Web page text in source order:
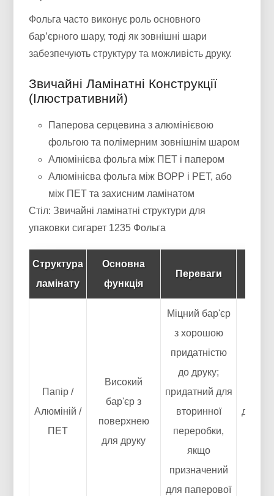
Фольга часто виконує роль основного
бар’єрного шару, тоді як зовнішні шари
забезпечують структуру та можливість друку.
Звичайні Ламінатні Конструкції
(Ілюстративний)
Паперова серцевина з алюмінієвою
фольгою та полімерним зовнішнім шаром
Алюмінієва фольга між ПЕТ і папером
Алюмінієва фольга між BOPP і PET, або
між ПЕТ та захисним ламінатом
Стіл: Звичайні ламінатні структури для
упаковки сигарет 1235 Фольга
Структура
ламінату
Основна
функція
Переваги
Папір /
Алюміній /
ПЕТ
Високий
бар'єр з
поверхнею
для друку
Міцний бар'єр
з хорошою
придатністю
до друку;
придатний для
вторинної
переробки,
якщо
призначений
для паперової
для